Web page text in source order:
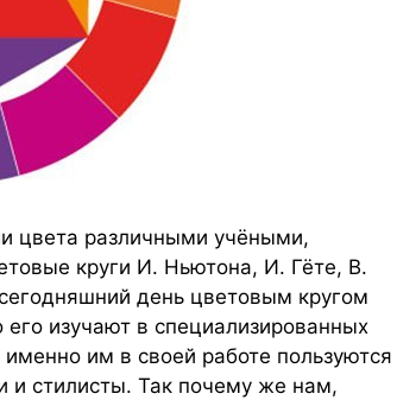
цвета различными учёными,
круги И. Ньютона, И. Гёте, В.
день цветовым кругом
изучают в специализированных
им в своей работе пользуются
и стилисты. Так почему же нам,